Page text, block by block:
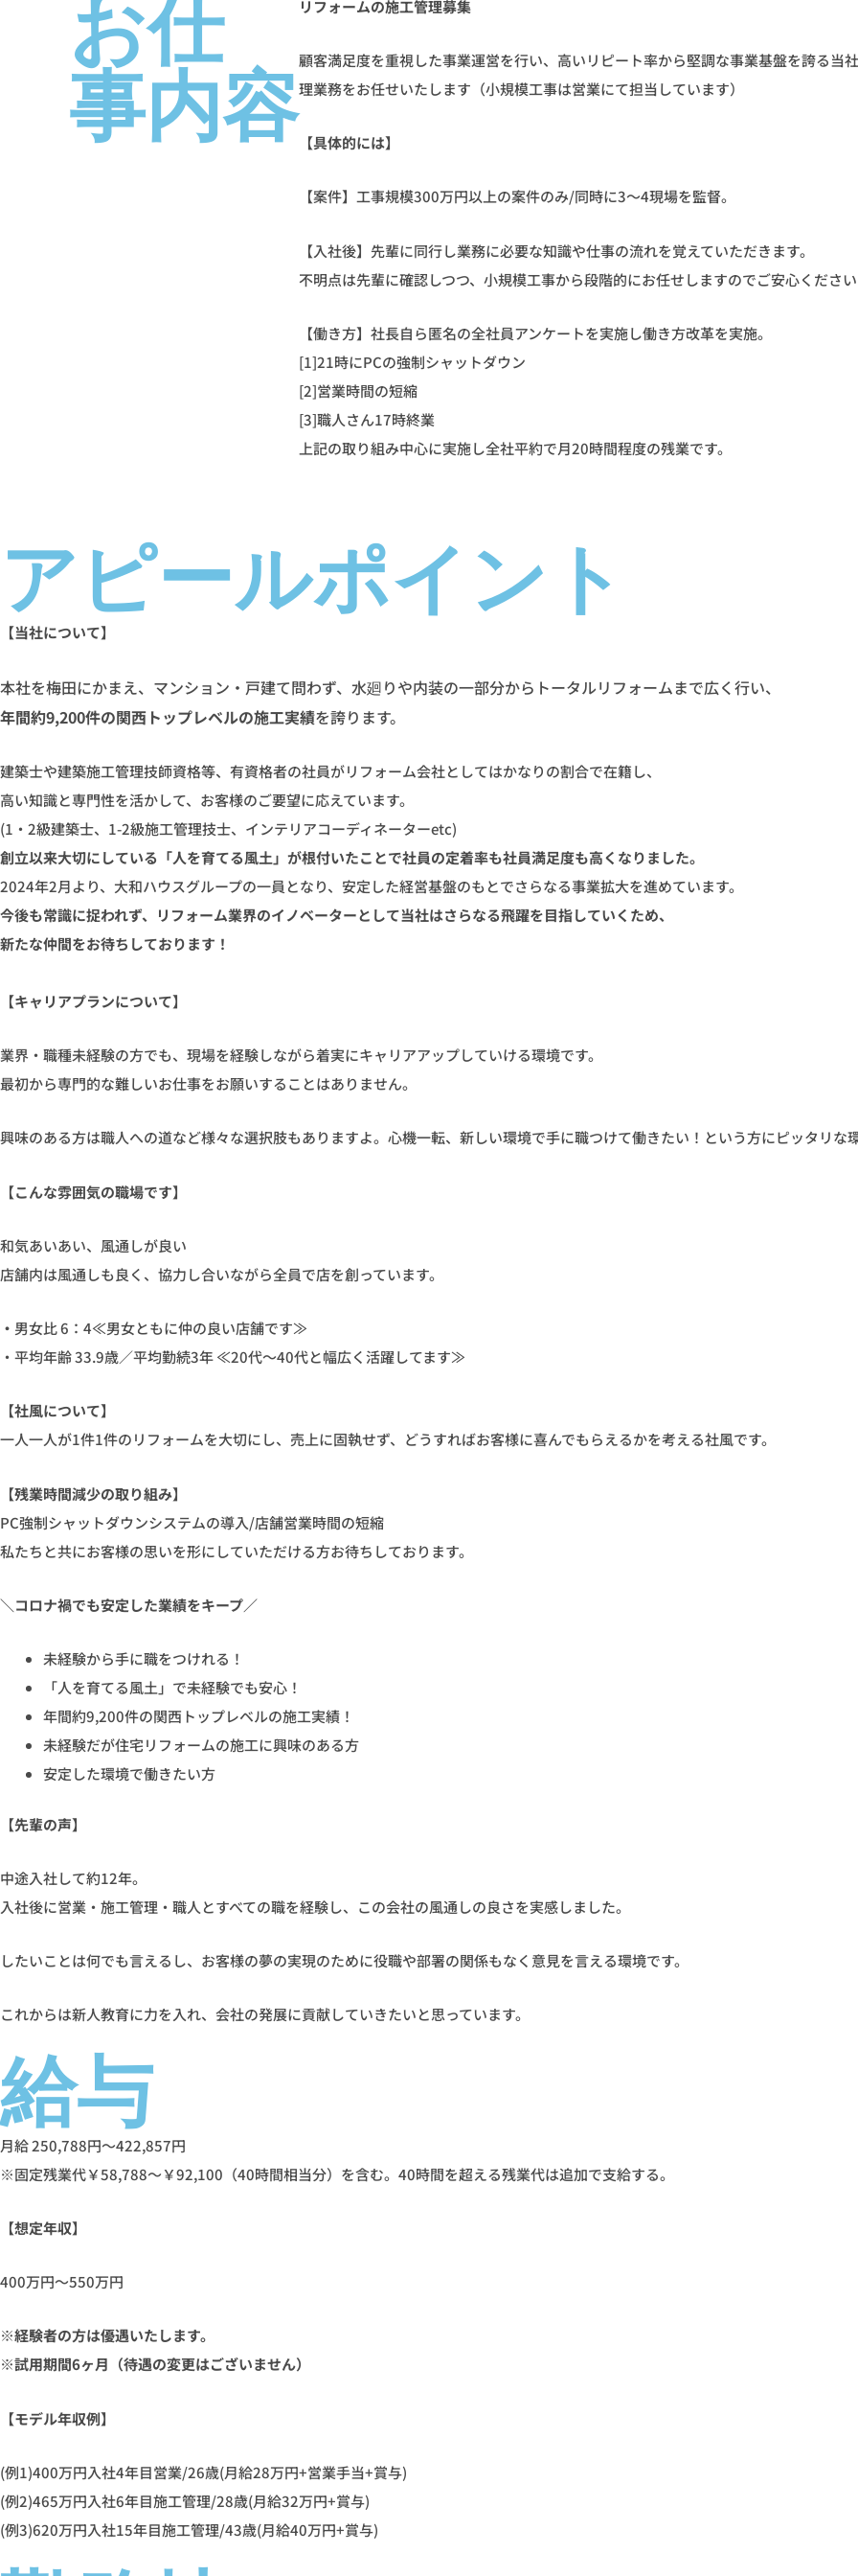
お仕
事内容
リフォームの施工管理募集
顧客満足度を重視した事業運営を行い、高いリピート率から堅調な事業基盤を誇る当
理業務をお任せいたします（小規模工事は営業にて担当しています）
【具体的には】
【案件】工事規模300万円以上の案件のみ/同時に3～4現場を監督。
【入社後】先輩に同行し業務に必要な知識や仕事の流れを覚えていただきます。
不明点は先輩に確認しつつ、小規模工事から段階的にお任せしますのでご安心くださ
【働き方】社長自ら匿名の全社員アンケートを実施し働き方改革を実施。
[1]21時にPCの強制シャットダウン
[2]営業時間の短縮
[3]職人さん17時終業
上記の取り組み中心に実施し全社平約で月20時間程度の残業です。
アピールポイント
【当社について】
本社を梅田にかまえ、マンション・戸建て問わず、水廻りや内装の一部分からトータルリフォームまで広く行い、
年間約9,200件の関西トップレベルの施工実績を誇ります。
建築士や建築施工管理技師資格等、有資格者の社員がリフォーム会社としてはかなりの割合で在籍し、
高い知識と専門性を活かして、お客様のご要望に応えています。
(1・2級建築士、1-2級施工管理技士、インテリアコーディネーターetc)
創立以来大切にしている「人を育てる風土」が根付いたことで社員の定着率も社員満足度も高くなりました。
2024年2月より、大和ハウスグループの一員となり、安定した経営基盤のもとでさらなる事業拡大を進めています。
今後も常識に捉われず、リフォーム業界のイノベーターとして当社はさらなる飛躍を目指していくため、
新たな仲間をお待ちしております！
【キャリアプランについて】
業界・職種未経験の方でも、現場を経験しながら着実にキャリアアップしていける環境です。
最初から専門的な難しいお仕事をお願いすることはありません。
興味のある方は職人への道など様々な選択肢もありますよ。心機一転、新しい環境で手に職つけて働きたい！という方にピッタリな環
【こんな雰囲気の職場です】
和気あいあい、風通しが良い
店舗内は風通しも良く、協力し合いながら全員で店を創っています。
・ 男女比 6：4≪男女ともに仲の良い店舗です≫
・平均年齢 33.9歳／平均勤続3年 ≪20代〜40代と幅広く活躍してます≫
【社風について】
一人一人が1件1件のリフォームを大切にし、売上に固執せず、どうすればお客様に喜んでもらえるかを考える社風です。
【残業時間減少の取り組み】
PC強制シャットダウンシステムの導入/店舗営業時間の短縮
私たちと共にお客様の思いを形にしていただける方お待ちしております。
＼コロナ禍でも安定した業績をキープ／
未経験から手に職をつけれる！
「人を育てる風土」で未経験でも安心！
年間約9,200件の関西トップレベルの施工実績！
未経験だが住宅リフォームの施工に興味のある方
安定した環境で働きたい方
【先輩の声】
中途入社して約12年。
入社後に営業・施工管理・職人とすべての職を経験し、この会社の風通しの良さを実感しました。
したいことは何でも言えるし、お客様の夢の実現のために役職や部署の関係もなく意見を言える環境です。
これからは新人教育に力を入れ、会社の発展に貢献していきたいと思っています。
給与
月給 250,788円～422,857円
※固定残業代￥58,788〜￥92,100（40時間相当分）を含む。40時間を超える残業代は追加で支給する。
【想定年収】
400万円～550万円
※経験者の方は優遇いたします。
※試⽤期間6ヶ⽉（待遇の変更はございません）
【モデル年収例】
(例1)400万円入社4年目営業/26歳(月給28万円+営業手当+賞与)
(例2)465万円入社6年目施工管理/28歳(月給32万円+賞与)
(例3)620万円入社15年目施工管理/43歳(月給40万円+賞与)